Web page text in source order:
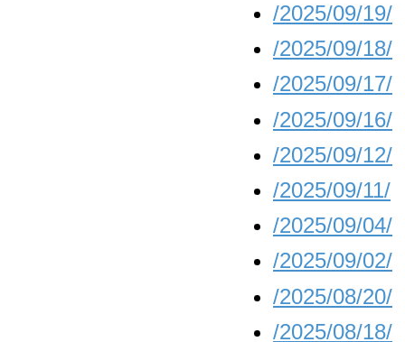
/2025/09/19/
/2025/09/18/
/2025/09/17/
/2025/09/16/
/2025/09/12/
/2025/09/11/
/2025/09/04/
/2025/09/02/
/2025/08/20/
/2025/08/18/